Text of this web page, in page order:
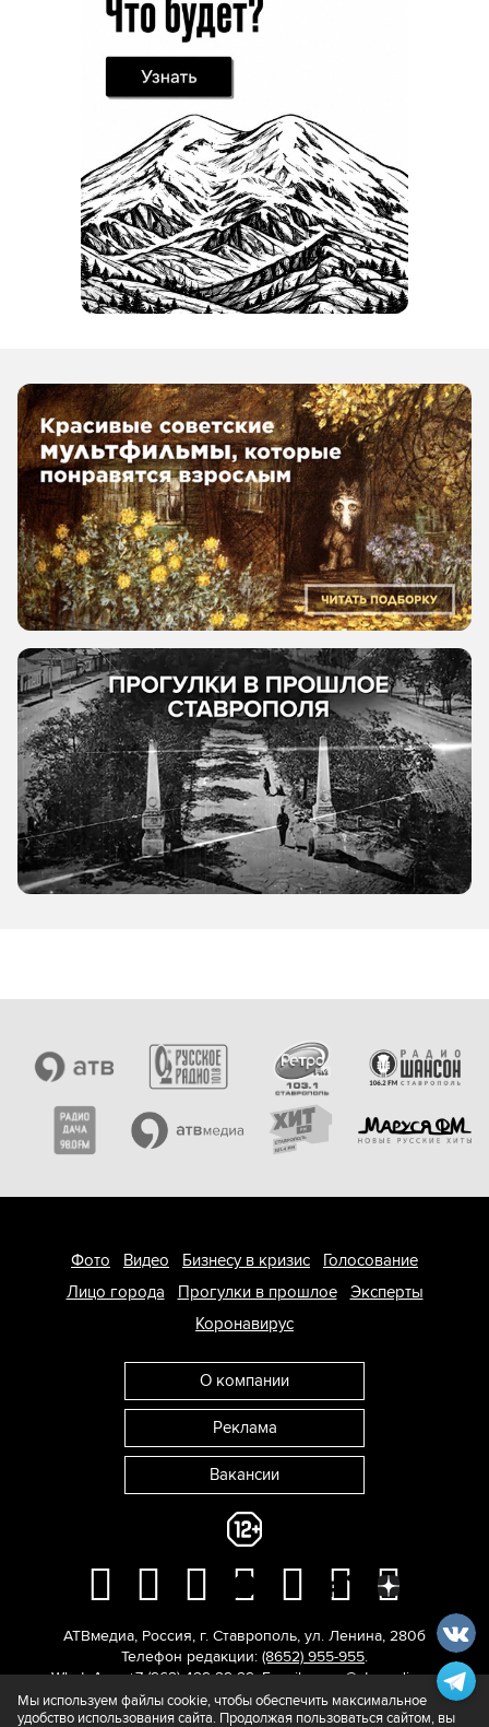
Фото Видео Бизнесу в кризис
Голосование
Лицо города
Прогулки в прошлое
Эксперты
Коронавирус
О компании
Реклама
Вакансии
АТВмедиа, Россия, г. Ставрополь, ул. Ленина, 280б
Телефон редакции: (8652) 955-955.
WhatsApp: +7 (962) 429-29-29. E-mail:news@atvmedia.ru.
© 2017-2026. Все права защищены.
Мы используем файлы cookie, чтобы обеспечить максимальное
удобство использования сайта. Продолжая пользоваться сайтом, вы